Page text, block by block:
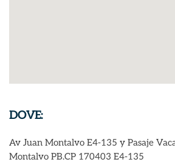
DOVE:
Av Juan Montalvo E4-135 y Pasaje
Montalvo PB.CP 170403 E4-135